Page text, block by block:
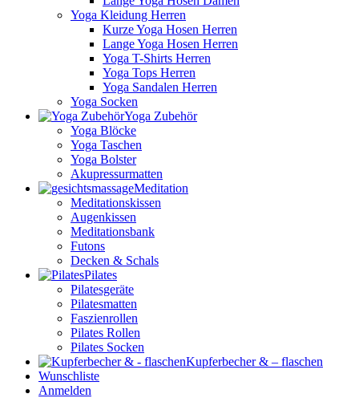
Yoga Kleidung Herren
Kurze Yoga Hosen Herren
Lange Yoga Hosen Herren
Yoga T-Shirts Herren
Yoga Tops Herren
Yoga Sandalen Herren
Yoga Socken
Yoga Zubehör
Yoga Blöcke
Yoga Taschen
Yoga Bolster
Akupressurmatten
Meditation
Meditationskissen
Augenkissen
Meditationsbank
Futons
Decken & Schals
Pilates
Pilatesgeräte
Pilatesmatten
Faszienrollen
Pilates Rollen
Pilates Socken
Kupferbecher & – flaschen
Wunschliste
Anmelden